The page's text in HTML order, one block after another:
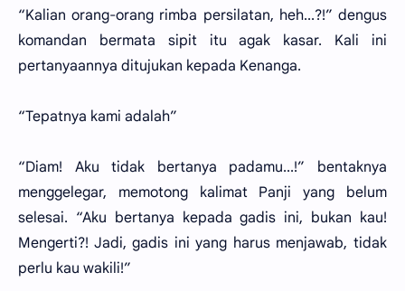
“Kalian orang-orang rimba persilatan, heh...?!” dengus
komandan bermata sipit itu agak kasar. Kali ini
pertanyaannya ditujukan kepada Kenanga.
“Tepatnya kami adalah”
“Diam! Aku tidak bertanya padamu...!” bentaknya
menggelegar, memotong kalimat Panji yang belum
selesai. “Aku bertanya kepada gadis ini, bukan kau!
Mengerti?! Jadi, gadis ini yang harus menjawab, tidak
perlu kau wakili!”